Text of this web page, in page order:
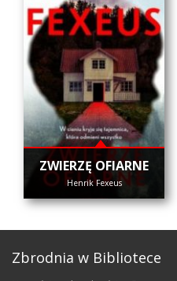
ZWIERZĘ OFIARNE
Henrik Fexeus
Zbrodnia w Bibliotece